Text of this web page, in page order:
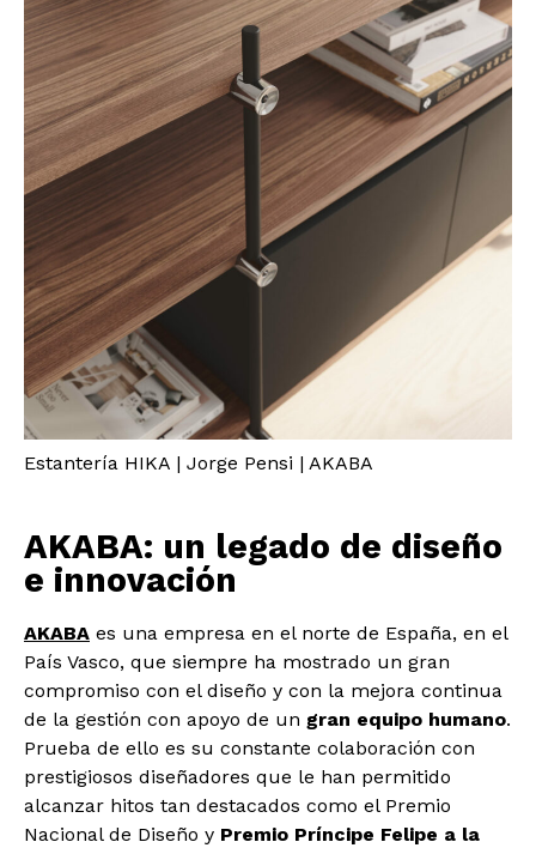
Estantería HIKA | Jorge Pensi | AKABA
AKABA: un legado de diseño
e innovación
AKABA es una empresa en el norte de España, en el
País Vasco, que siempre ha mostrado un gran
compromiso con el diseño y con la mejora continua
de la gestión con apoyo de un gran equipo humano.
Prueba de ello es su constante colaboración con
prestigiosos diseñadores que le han permitido
alcanzar hitos tan destacados como el Premio
Nacional de Diseño y Premio Príncipe Felipe a la